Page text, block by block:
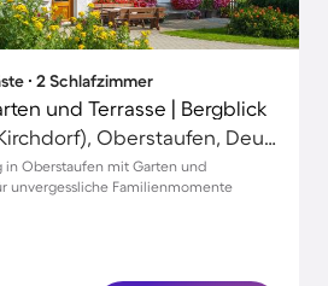
∙ 2 Schlafzimmer
und Terrasse | Bergblick
Thalkirchdorf (Kirchdorf), Oberstaufen, Deutschland
in Oberstaufen mit Garten und
unvergessliche Familienmomente